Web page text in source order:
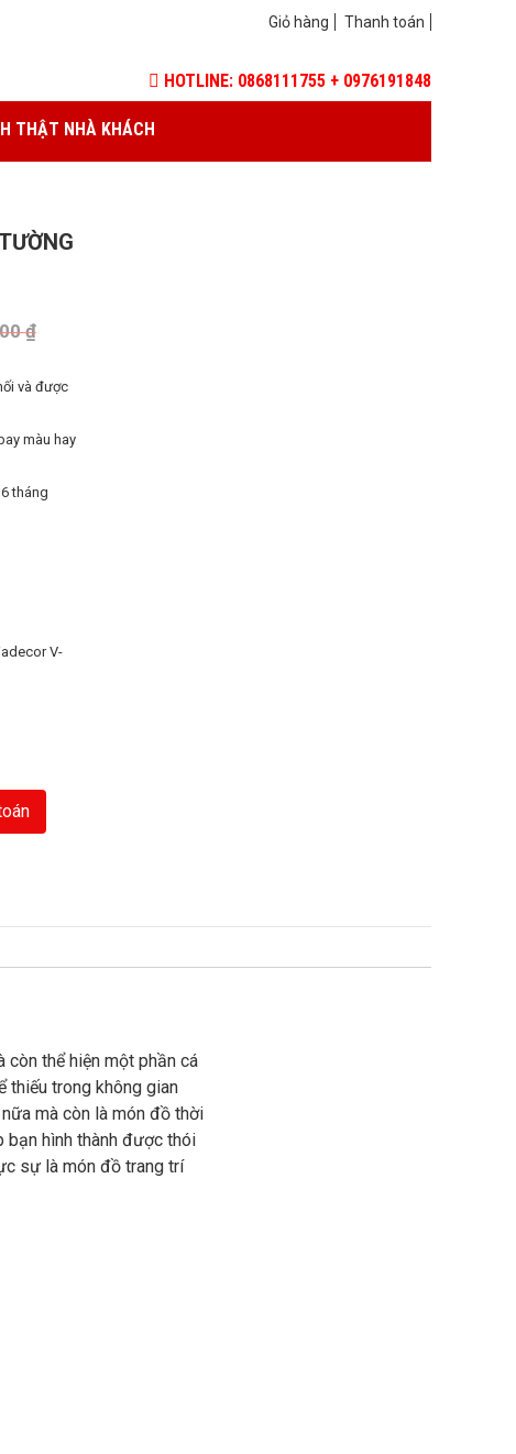
Giỏ hàng Thanh toán
HOTLINE: 0868111755 + 0976191848
THẬT NHÀ KHÁCH
₫
và được
màu hay
tháng
V-
còn thể hiện một phần cá
thiếu trong không gian
mà còn là món đồ thời
bạn hình thành được thói
sự là món đồ trang trí